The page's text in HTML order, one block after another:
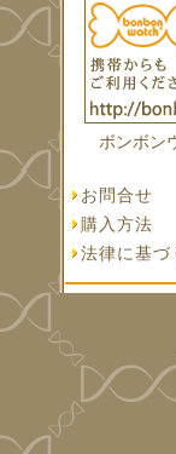
ボンボン
お問合せ
購入方法
法律に基づ